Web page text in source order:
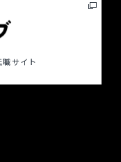
職サイト